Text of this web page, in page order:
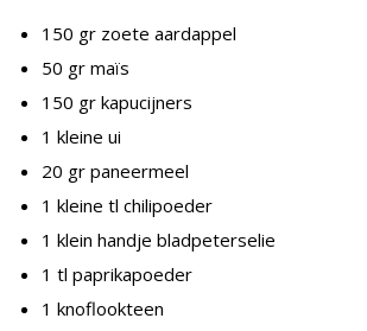
150 gr zoete aardappel
50 gr maïs
150 gr kapucijners
1 kleine ui
20 gr paneermeel
1 kleine tl chilipoeder
1 klein handje bladpeterselie
1 tl paprikapoeder
1 knoflookteen